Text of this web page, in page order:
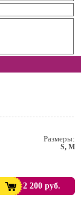
Размеры:
S, M
2 200 руб.